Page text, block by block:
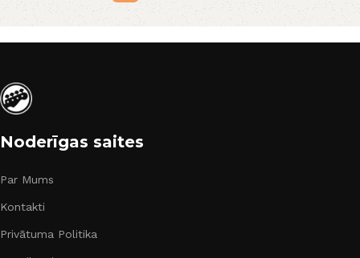
Noderīgas saites
Par Mums
Kontakti
Privātuma Politika